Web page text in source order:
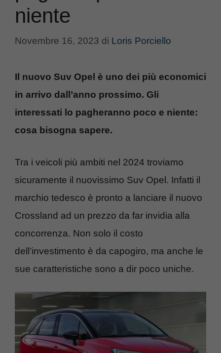
niente
Novembre 16, 2023 di Loris Porciello
Il nuovo Suv Opel è uno dei più economici
in arrivo dall’anno prossimo. Gli
interessati lo pagheranno poco e niente:
cosa bisogna sapere.
Tra i veicoli più ambiti nel 2024 troviamo
sicuramente il nuovissimo Suv Opel. Infatti il
marchio tedesco è pronto a lanciare il nuovo
Crossland ad un prezzo da far invidia alla
concorrenza. Non solo il costo
dell’investimento è da capogiro, ma anche le
sue caratteristiche sono a dir poco uniche.